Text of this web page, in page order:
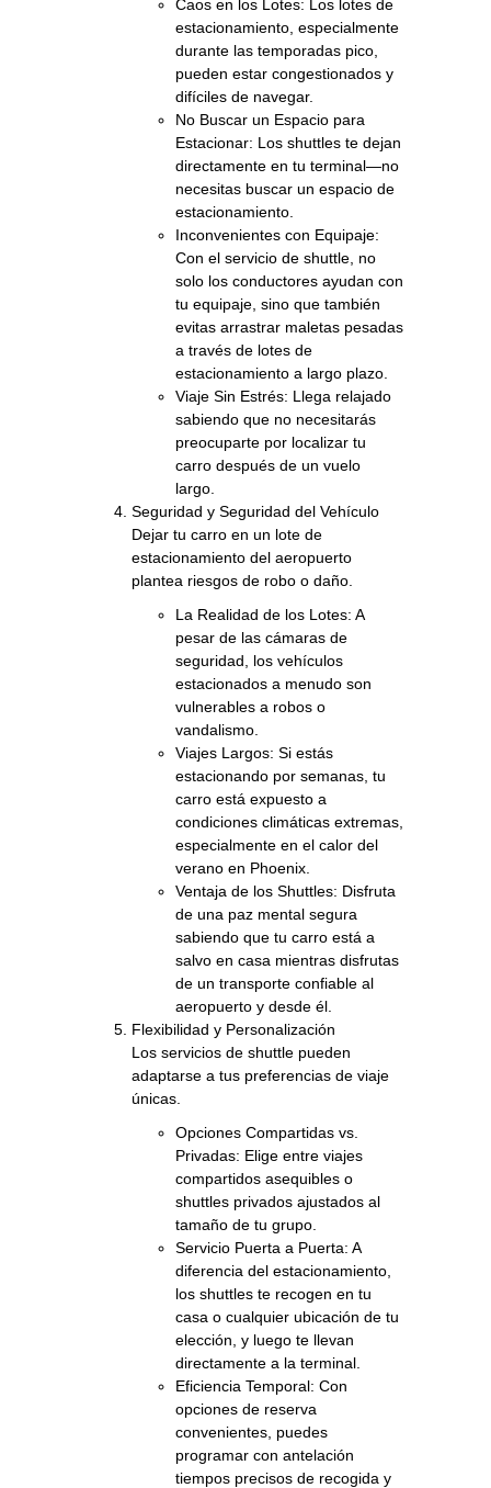
Caos en los Lotes: Los lotes de
estacionamiento, especialmente
durante las temporadas pico,
pueden estar congestionados y
difíciles de navegar.
No Buscar un Espacio para
Estacionar: Los shuttles te dejan
directamente en tu terminal—no
necesitas buscar un espacio de
estacionamiento.
Inconvenientes con Equipaje:
Con el servicio de shuttle, no
solo los conductores ayudan con
tu equipaje, sino que también
evitas arrastrar maletas pesadas
a través de lotes de
estacionamiento a largo plazo.
Viaje Sin Estrés: Llega relajado
sabiendo que no necesitarás
preocuparte por localizar tu
carro después de un vuelo
largo.
Seguridad y Seguridad del Vehículo
Dejar tu carro en un lote de
estacionamiento del aeropuerto
plantea riesgos de robo o daño.
La Realidad de los Lotes: A
pesar de las cámaras de
seguridad, los vehículos
estacionados a menudo son
vulnerables a robos o
vandalismo.
Viajes Largos: Si estás
estacionando por semanas, tu
carro está expuesto a
condiciones climáticas extremas,
especialmente en el calor del
verano en Phoenix.
Ventaja de los Shuttles: Disfruta
de una paz mental segura
sabiendo que tu carro está a
salvo en casa mientras disfrutas
de un transporte confiable al
aeropuerto y desde él.
Flexibilidad y Personalización
Los servicios de shuttle pueden
adaptarse a tus preferencias de viaje
únicas.
Opciones Compartidas vs.
Privadas: Elige entre viajes
compartidos asequibles o
shuttles privados ajustados al
tamaño de tu grupo.
Servicio Puerta a Puerta: A
diferencia del estacionamiento,
los shuttles te recogen en tu
casa o cualquier ubicación de tu
elección, y luego te llevan
directamente a la terminal.
Eficiencia Temporal: Con
opciones de reserva
convenientes, puedes
programar con antelación
tiempos precisos de recogida y